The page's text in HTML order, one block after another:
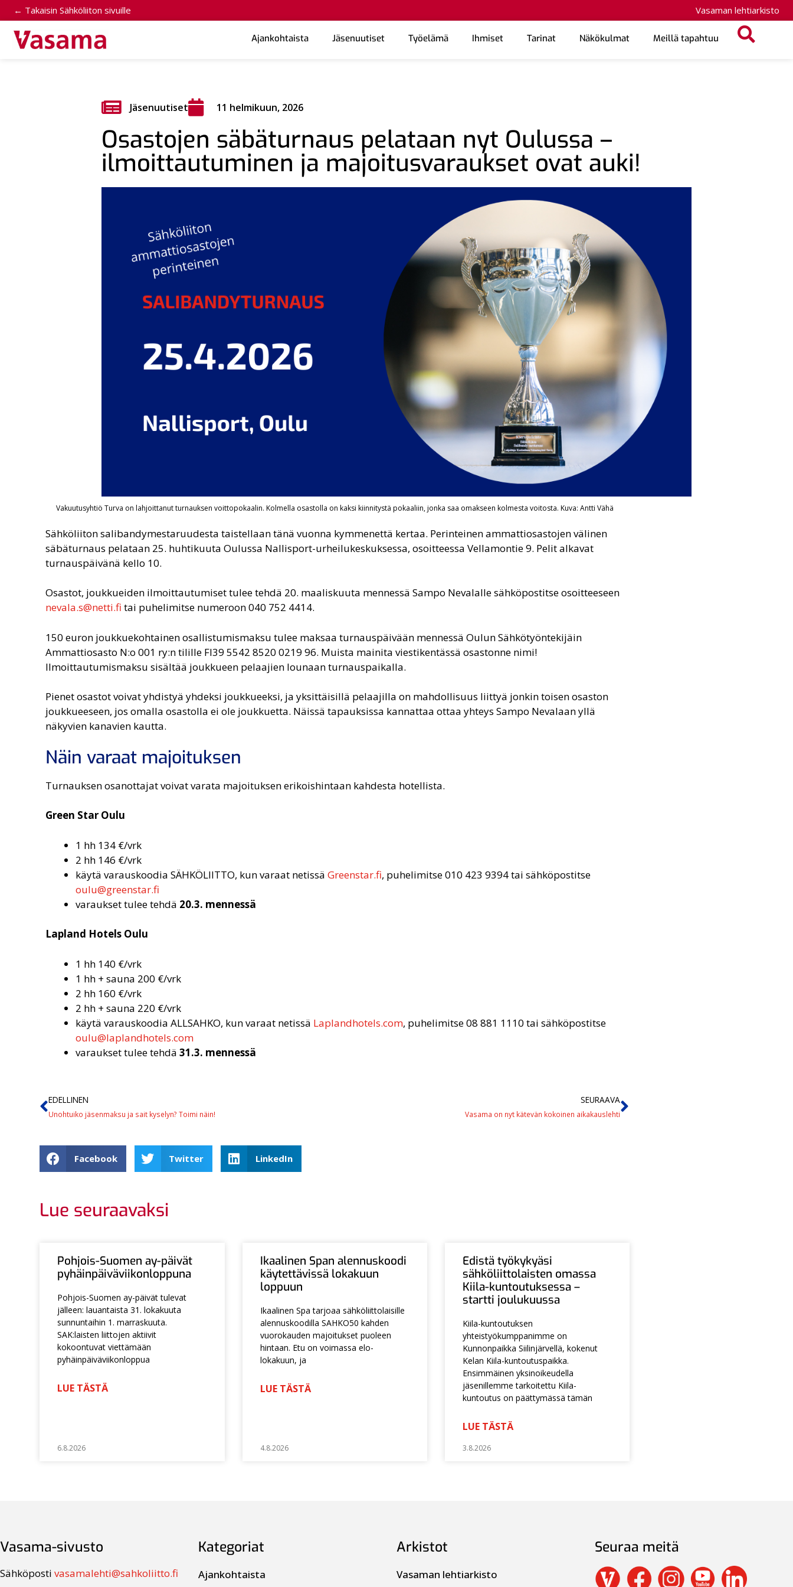
← Takaisin Sähköliiton sivuille Vasaman lehtiarkisto
Ajankohtaista Jäsenuutiset Työelämä Ihmiset Tarinat Näkökulmat Meillä tapahtuu
Jäsenuutiset 11 helmikuun, 2026
Osastojen säbäturnaus pelataan nyt Oulussa –
ilmoittautuminen ja majoitusvaraukset ovat auki!
Vakuutusyhtiö Turva on lahjoittanut turnauksen voittopokaalin. Kolmella osastolla on kaksi kiinnitystä pokaaliin, jonka saa omakseen kolmesta voitosta. Kuva: Antti Vähä
Sähköliiton salibandymestaruudesta taistellaan tänä vuonna kymmenettä kertaa. Perinteinen ammattiosastojen välinen
säbäturnaus pelataan 25. huhtikuuta Oulussa Nallisport-urheilukeskuksessa, osoitteessa Vellamontie 9. Pelit alkavat
turnauspäivänä kello 10.
Osastot, joukkueiden ilmoittautumiset tulee tehdä 20. maaliskuuta mennessä Sampo Nevalalle sähköpostitse osoitteeseen
nevala.s@netti.fi tai puhelimitse numeroon 040 752 4414.
150 euron joukkuekohtainen osallistumismaksu tulee maksaa turnauspäivään mennessä Oulun Sähkötyöntekijäin
Ammattiosasto N:o 001 ry:n tilille FI39 5542 8520 0219 96. Muista mainita viestikentässä osastonne nimi!
Ilmoittautumismaksu sisältää joukkueen pelaajien lounaan turnauspaikalla.
Pienet osastot voivat yhdistyä yhdeksi joukkueeksi, ja yksittäisillä pelaajilla on mahdollisuus liittyä jonkin toisen osaston
joukkueeseen, jos omalla osastolla ei ole joukkuetta. Näissä tapauksissa kannattaa ottaa yhteys Sampo Nevalaan yllä
näkyvien kanavien kautta.
Näin varaat majoituksen
Turnauksen osanottajat voivat varata majoituksen erikoishintaan kahdesta hotellista.
Green Star Oulu
1 hh 134 €/vrk
2 hh 146 €/vrk
käytä varauskoodia SÄHKÖLIITTO, kun varaat netissäGreenstar.fi, puhelimitse 010 423 9394 tai sähköpostitse
oulu@greenstar.fi
varaukset tulee tehdä 20.3. mennessä
Lapland Hotels Oulu
1 hh 140 €/vrk
1 hh + sauna 200 €/vrk
2 hh 160 €/vrk
2 hh + sauna 220 €/vrk
käytä varauskoodia ALLSAHKO, kun varaat netissä Laplandhotels.com, puhelimitse 08 881 1110 tai sähköpostitse
oulu@laplandhotels.com
varaukset tulee tehdä31.3. mennessä
EDELLINEN
Unohtuiko jäsenmaksu ja sait kyselyn? Toimi näin!
SEURAAVA
Vasama on nyt kätevän kokoinen aikakauslehti
Facebook Twitter LinkedIn
Lue seuraavaksi
Pohjois-Suomen ay-päivät
pyhäinpäiväviikonloppuna
Pohjois-Suomen ay-päivät tulevat
jälleen: lauantaista 31. lokakuuta
sunnuntaihin 1. marraskuuta.
SAK:laisten liittojen aktiivit
kokoontuvat viettämään
pyhäinpäiväviikonloppua
LUE TÄSTÄ
6.8.2026
Ikaalinen Span alennuskoodi
käytettävissä lokakuun
loppuun
Ikaalinen Spa tarjoaa sähköliittolaisille
alennuskoodilla SAHKO50 kahden
vuorokauden majoitukset puoleen
hintaan. Etu on voimassa elo-
lokakuun, ja
LUE TÄSTÄ
4.8.2026
Edistä työkykyäsi
sähköliittolaisten omassa
Kiila-kuntoutuksessa –
startti joulukuussa
Kiila-kuntoutuksen
yhteistyökumppanimme on
Kunnonpaikka Siilinjärvellä, kokenut
Kelan Kiila-kuntoutuspaikka.
Ensimmäinen yksinoikeudella
jäsenillemme tarkoitettu Kiila-
kuntoutus on päättymässä tämän
LUE TÄSTÄ
3.8.2026
Vasama-sivusto
Sähköposti vasamalehti@sahkoliitto.fi
Kategoriat
Ajankohtaista
Arkistot
Vasaman lehtiarkisto
Seuraa meitä